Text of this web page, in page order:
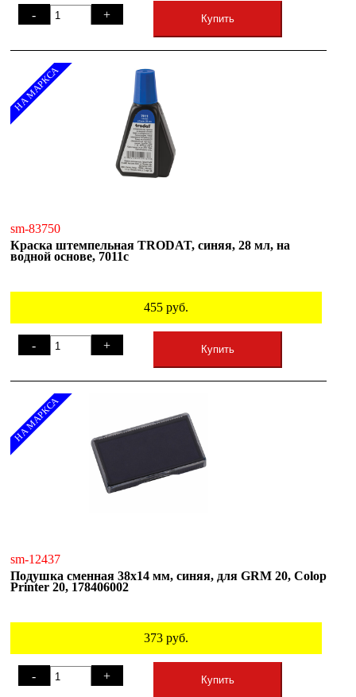
- + Купить
НА МАРКСА
sm-83750
Краска штемпельная TRODAT, синяя, 28 мл, на
водной основе, 7011с
455 руб.
- + Купить
НА МАРКСА
sm-12437
Подушка сменная 38х14 мм, синяя, для GRM 20, Colop
Printer 20, 178406002
373 руб.
- + Купить